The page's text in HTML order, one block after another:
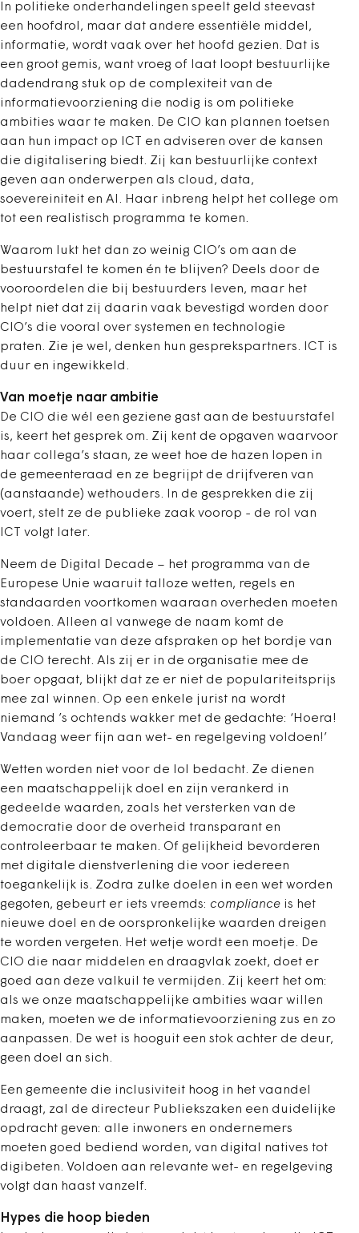
In politieke onderhandelingen speelt geld steevast
een hoofdrol, maar dat andere essentiële middel,
informatie, wordt vaak over het hoofd gezien. Dat is
een groot gemis, want vroeg of laat loopt bestuurlijke
dadendrang stuk op de complexiteit van de
informatievoorziening die nodig is om politieke
ambities waar te maken. De CIO kan plannen toetsen
aan hun impact op ICT en adviseren over de kansen
die digitalisering biedt. Zij kan bestuurlijke context
geven aan onderwerpen als cloud, data,
soevereiniteit en AI. Haar inbreng helpt het college om
tot een realistisch programma te komen.
Waarom lukt het dan zo weinig CIO’s om aan de
bestuurstafel te komen én te blijven? Deels door de
vooroordelen die bij bestuurders leven, maar het
helpt niet dat zij daarin vaak bevestigd worden door
CIO’s die vooral over systemen en technologie
praten. Zie je wel, denken hun gesprekspartners. ICT is
duur en ingewikkeld.
Van moetje naar ambitie
De CIO die wél een geziene gast aan de bestuurstafel
is, keert het gesprek om. Zij kent de opgaven waarvoor
haar collega’s staan, ze weet hoe de hazen lopen in
de gemeenteraad en ze begrijpt de drijfveren van
(aanstaande) wethouders. In de gesprekken die zij
voert, stelt ze de publieke zaak voorop - de rol van
ICT volgt later.
Neem de Digital Decade – het programma van de
Europese Unie waaruit talloze wetten, regels en
standaarden voortkomen waaraan overheden moeten
voldoen. Alleen al vanwege de naam komt de
implementatie van deze afspraken op het bordje van
de CIO terecht. Als zij er in de organisatie mee de
boer opgaat, blijkt dat ze er niet de populariteitsprijs
mee zal winnen. Op een enkele jurist na wordt
niemand ’s ochtends wakker met de gedachte: ‘Hoera!
Vandaag weer fijn aan wet- en regelgeving voldoen!’
Wetten worden niet voor de lol bedacht. Ze dienen
een maatschappelijk doel en zijn verankerd in
gedeelde waarden, zoals het versterken van de
democratie door de overheid transparant en
controleerbaar te maken. Of gelijkheid bevorderen
met digitale dienstverlening die voor iedereen
toegankelijk is. Zodra zulke doelen in een wet worden
gegoten, gebeurt er iets vreemds: compliance is het
nieuwe doel en de oorspronkelijke waarden dreigen
te worden vergeten. Het wetje wordt een moetje. De
CIO die naar middelen en draagvlak zoekt, doet er
goed aan deze valkuil te vermijden. Zij keert het om:
als we onze maatschappelijke ambities waar willen
maken, moeten we de informatievoorziening zus en zo
aanpassen. De wet is hooguit een stok achter de deur,
geen doel an sich.
Een gemeente die inclusiviteit hoog in het vaandel
draagt, zal de directeur Publiekszaken een duidelijke
opdracht geven: alle inwoners en ondernemers
moeten goed bediend worden, van digital natives tot
digibeten. Voldoen aan relevante wet- en regelgeving
volgt dan haast vanzelf.
Hypes die hoop bieden